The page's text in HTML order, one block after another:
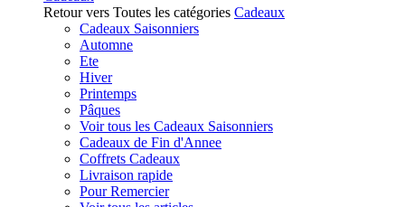
Retour vers Toutes les catégories Cadeaux
Cadeaux Saisonniers
Automne
Ete
Hiver
Printemps
Pâques
Voir tous les Cadeaux Saisonniers
Cadeaux de Fin d'Annee
Coffrets Cadeaux
Livraison rapide
Pour Remercier